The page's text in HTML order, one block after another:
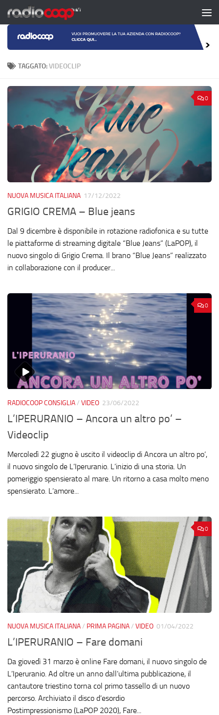
Salta al contenuto
TAGGATO:VIDEOCLIP
0
NUOVA MUSICA ITALIANA 17/12/2022
GRIGIO CREMA – Blue jeans
Dal 9 dicembre è disponibile in rotazione radiofonica e su tutte
le piattaforme di streaming digitale “Blue Jeans” (LaPOP), il
nuovo singolo di Grigio Crema. Il brano “Blue Jeans” realizzato
in collaborazione con il producer...
0
RADIOCOOP CONSIGLIA/ VIDEO 23/06/2022
L’IPERURANIO – Ancora un altro po’ –
Videoclip
Mercoledì 22 giugno è uscito il videoclip di Ancora un altro po’,
il nuovo singolo de L’Iperuranio. L’inizio di una storia. Un
pomeriggio spensierato al mare. Un ritorno a casa molto meno
spensierato. L’amore...
0
NUOVA MUSICA ITALIANA/ PRIMA PAGINA/ VIDEO 01/04/2022
L’IPERURANIO – Fare domani
Da giovedì 31 marzo è online Fare domani, il nuovo singolo de
L’Iperuranio. Ad oltre un anno dall’ultima pubblicazione, il
cantautore triestino torna col primo tassello di un nuovo
percorso. Archiviato il disco d’esordio
Postimpressionismo (LaPOP 2020), Fare...